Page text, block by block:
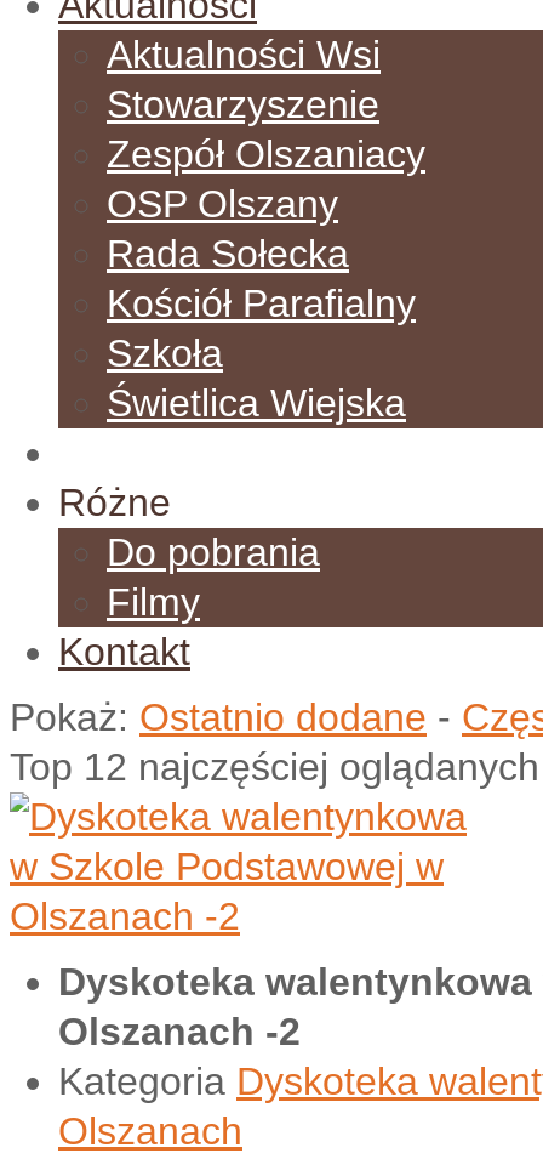
Aktualności Wsi
Stowarzyszenie
Zespół Olszaniacy
OSP Olszany
Rada Sołecka
Kościół Parafialny
Szkoła
Świetlica Wiejska
Różne
Do pobrania
Filmy
Kontakt
Pokaż: Ostatnio dodane -
Top 12 najczęściej
Dyskoteka
Olszanach -2
Kategoria Dyskoteka
Olszanach